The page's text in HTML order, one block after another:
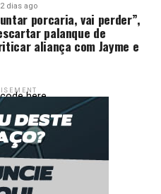
2 dias ago
porcaria, vai perder”,
palanque de
aliança com Jayme e
here